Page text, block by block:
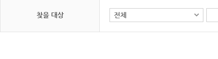
찾을 대상